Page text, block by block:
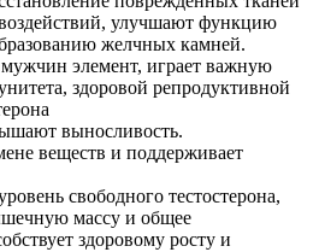
улучшают функцию
желчных камней.
элемент, играет важную
здоровой репродуктивной
выносливость.
веществ и поддерживает
свободного тестостерона,
массу и общее
здоровому росту и